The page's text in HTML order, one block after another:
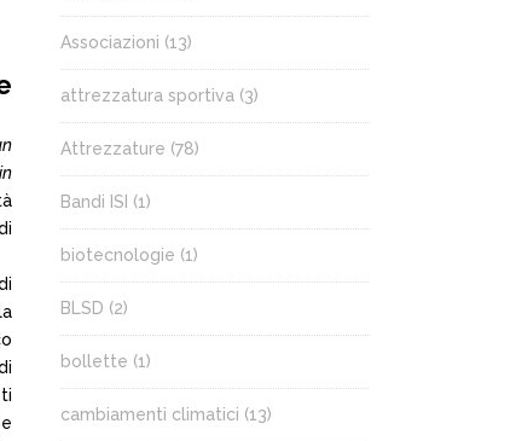
Associazioni (13)
attrezzatura sportiva (3)
Attrezzature (78)
Bandi ISI (1)
biotecnologie (1)
BLSD (2)
bollette (1)
cambiamenti climatici (13)